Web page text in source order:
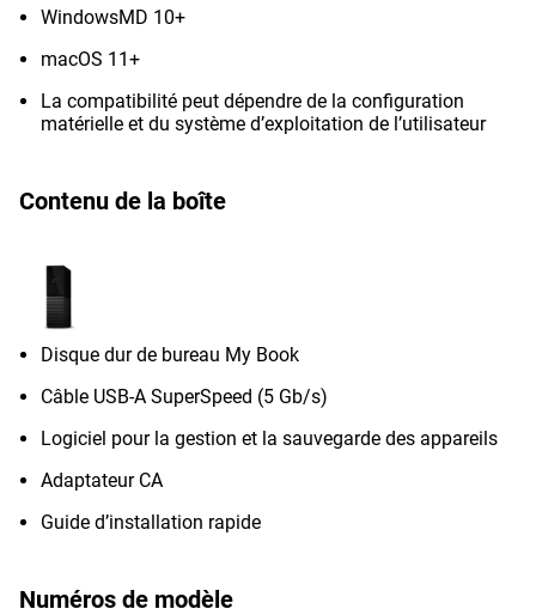
WindowsMD 10+
macOS 11+
La compatibilité peut dépendre de la configuration
matérielle et du système d’exploitation de l’utilisateur
Contenu de la boîte
Disque dur de bureau My Book
Câble USB-A SuperSpeed (5 Gb/s)
Logiciel pour la gestion et la sauvegarde des appareils
Adaptateur CA
Guide d’installation rapide
Numéros de modèle